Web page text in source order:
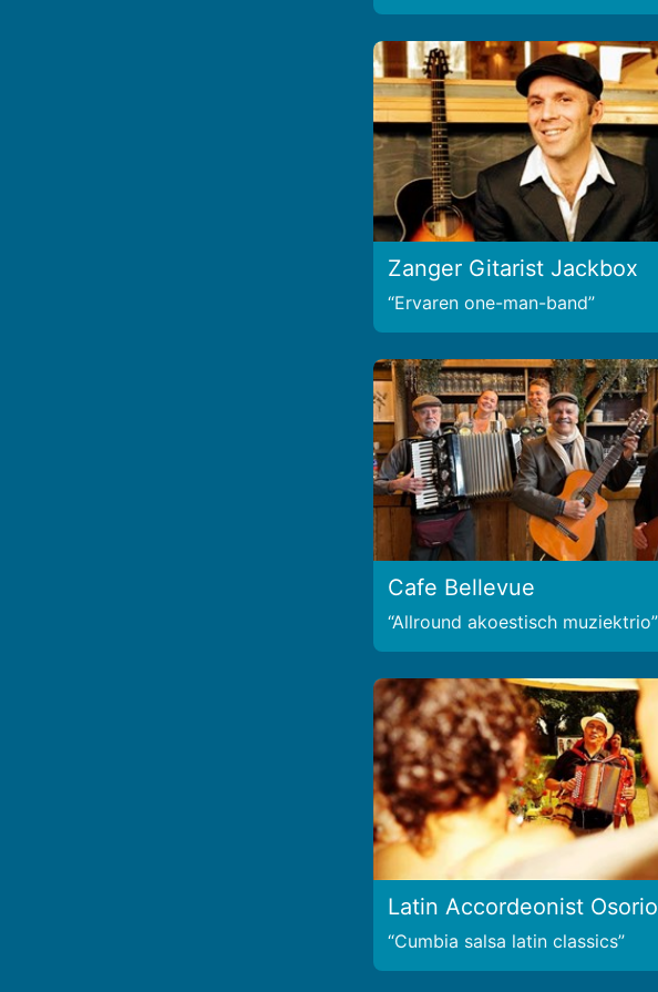
Zanger Gitarist Jackbox
Ervaren one-man-band
Cafe Bellevue
Allround akoestisch muziektrio
Latin Accordeonist Osorio
Cumbia salsa latin classics